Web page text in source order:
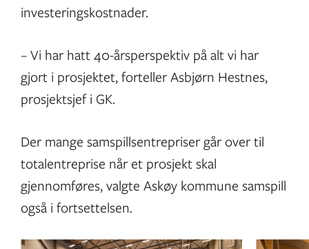
investeringskostnader.
– Vi har hatt 40-årsperspektiv på alt vi har
gjort i prosjektet, forteller Asbjørn Hestnes,
prosjektsjef i GK.
Der mange samspillsentrepriser går over til
totalentreprise når et prosjekt skal
gjennomføres, valgte Askøy kommune samspill
også i fortsettelsen.